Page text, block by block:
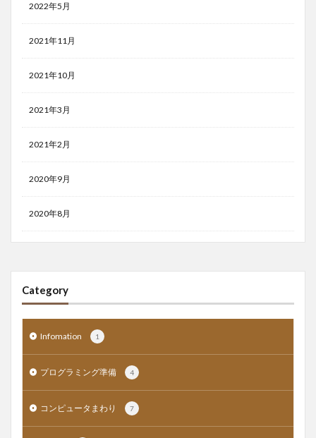
2022年5月
2021年11月
2021年10月
2021年3月
2021年2月
2020年9月
2020年8月
Category
Infomation 1
プログラミング準備 4
コンピュータまわり 7